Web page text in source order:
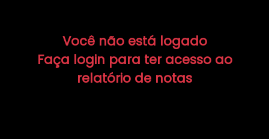
Você não está logado
Faça login para ter acesso ao
relatório de notas